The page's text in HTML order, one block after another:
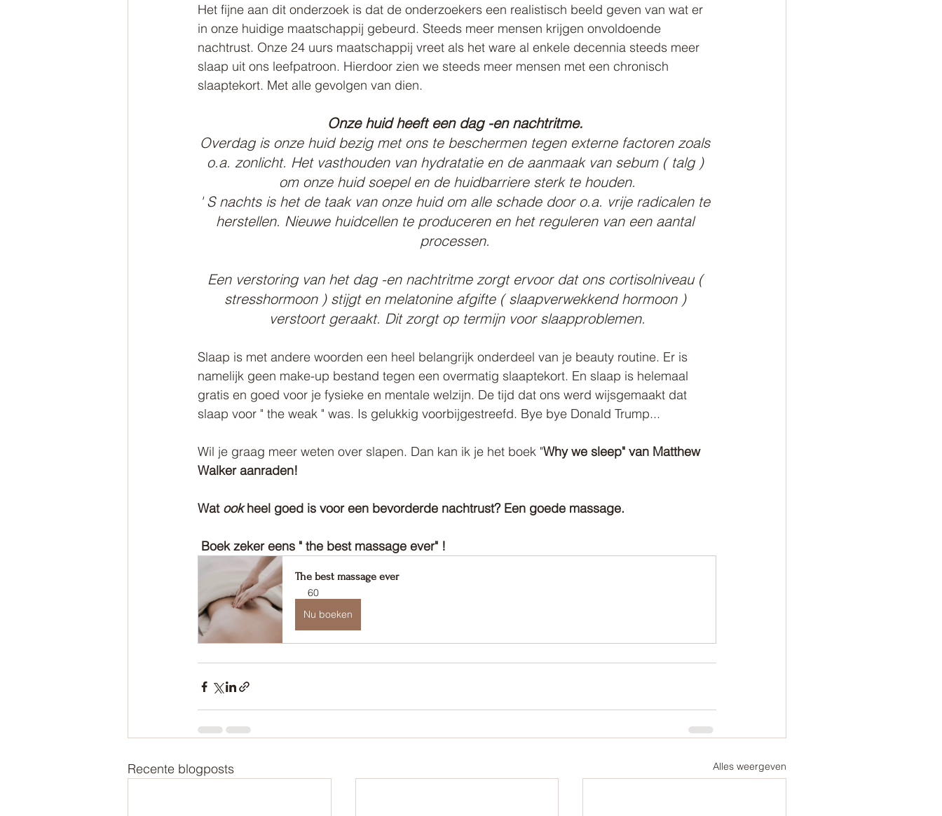
Het fijne aan dit onderzoek is dat de onderzoekers een realistisch beeld geven van wat er
in onze huidige maatschappij gebeurd. Steeds meer mensen krijgen onvoldoende
nachtrust. Onze 24 uurs maatschappij vreet als het ware al enkele decennia steeds meer
slaap uit ons leefpatroon. Hierdoor zien we steeds meer mensen met een chronisch
slaaptekort. Met alle gevolgen van dien.
Onze huid heeft een dag -en nachtritme.
Overdag is onze huid bezig met ons te beschermen tegen externe factoren zoals
o.a. zonlicht. Het vasthouden van hydratatie en de aanmaak van sebum ( talg )
om onze huid soepel en de huidbarriere sterk te houden.
' S nachts is het de taak van onze huid om alle schade door o.a. vrije radicalen te
herstellen. Nieuwe huidcellen te produceren en het reguleren van een aantal
processen.
Een verstoring van het dag -en nachtritme zorgt ervoor dat ons cortisolniveau (
stresshormoon ) stijgt en melatonine afgifte ( slaapverwekkend hormoon )
verstoort geraakt. Dit zorgt op termijn voor slaapproblemen.
Slaap is met andere woorden een heel belangrijk onderdeel van je beauty routine. Er is
namelijk geen make-up bestand tegen een overmatig slaaptekort. En slaap is helemaal
gratis en goed voor je fysieke en mentale welzijn. De tijd dat ons werd wijsgemaakt dat
slaap voor " the weak " was. Is gelukkig voorbijgestreefd. Bye bye Donald Trump...
Wil je graag meer weten over slapen. Dan kan ik je het boek "Why we sleep" van Matthew
Walker aanraden!
Wat ook heel goed is voor een bevorderde nachtrust? Een goede massage.
Boek zeker eens " the best massage ever" !
The best massage ever
60
Nu boeken
Recente blogposts Alles weergeven